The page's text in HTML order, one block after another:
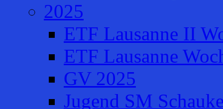
2025
ETF Lausanne II
ETF Lausanne
GV 2025
Jugend SM